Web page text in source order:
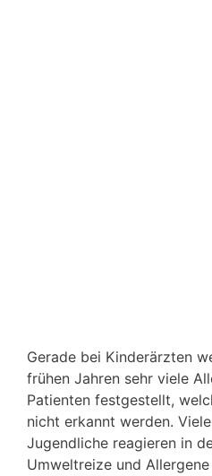
Gerade bei Kinderärzten
frühen Jahren sehr viele
Patienten festgestellt,
nicht erkannt werden.
Jugendliche reagieren in
Umweltreize und